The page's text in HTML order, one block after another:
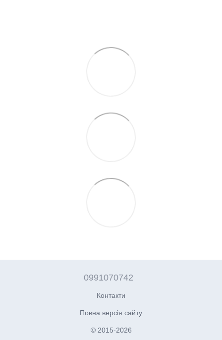
0991070742
Контакти
Повна версія сайту
© 2015-2026